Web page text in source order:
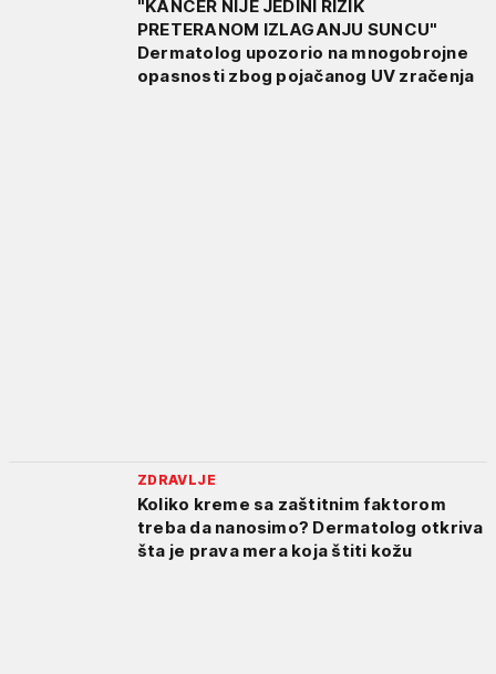
"KANCER NIJE JEDINI RIZIK
PRETERANOM IZLAGANJU SUNCU"
Dermatolog upozorio na mnogobrojne
opasnosti zbog pojačanog UV zračenja
ZDRAVLJE
Koliko kreme sa zaštitnim faktorom
treba da nanosimo? Dermatolog otkriva
šta je prava mera koja štiti kožu